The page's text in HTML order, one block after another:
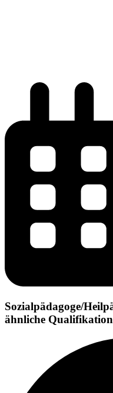
Sozialpädagoge/
ähnliche